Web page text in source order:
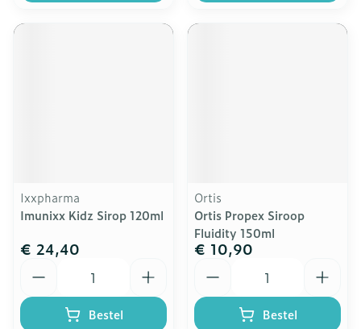
Ixxpharma
Imunixx Kidz Sirop 120ml
€ 24,40
Bestel
Ortis
Ortis Propex Siroop
Fluidity 150ml
€ 10,90
Bestel